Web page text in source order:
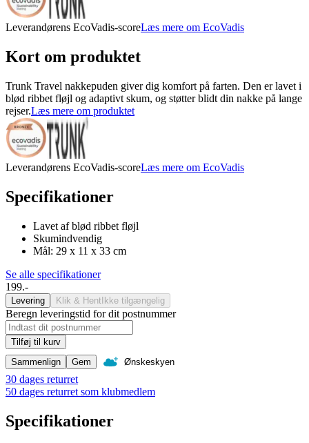
Leverandørens EcoVadis-scoreLæs mere om EcoVadis
Kort om produktet
Trunk Travel nakkepuden giver dig komfort på farten. Den er lavet i
blød ribbet fløjl og adaptivt skum, og støtter blidt din nakke på lange
rejser.Læs mere om produktet
Leverandørens EcoVadis-scoreLæs mere om EcoVadis
Specifikationer
Lavet af blød ribbet fløjl
Skumindvendig
Mål: 29 x 11 x 33 cm
Se alle specifikationer
199.-
Levering Klik & Hent Ikke tilgængelig
Beregn leveringstid for dit postnummer
Tilføj til kurv
Sammenlign
Gem Ønskeskyen
30 dages returret
50 dages returret som klubmedlem
Specifikationer